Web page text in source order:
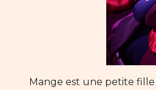
Mange est une petite